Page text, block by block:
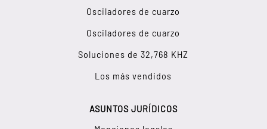
Osciladores de cuarzo
Osciladores de cuarzo
Soluciones de 32,768 KHZ
Los más vendidos
ASUNTOS JURÍDICOS